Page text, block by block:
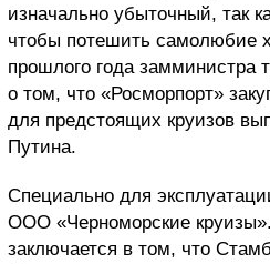
изначально убыточный, так
чтобы потешить самолюбие
прошлого года замминистра
о том, что «Росморпорт»
для предстоящих круизов
Путина.
Специально для
ООО «Черноморские
заключается в том, что